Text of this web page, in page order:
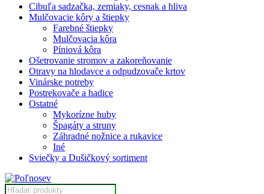
Cibuľa sadzačka, zemiaky, cesnak a hliva
Mulčovacie kôry a štiepky
Farebné štiepky
Mulčovacia kôra
Píniová kôra
Ošetrovanie stromov a zakoreňovanie
Otravy na hlodavce a odpudzovače krtov
Vinárske potreby
Postrekovače a hadice
Ostatné
Mykorízne huby
Špagáty a struny
Záhradné nožnice a rukavice
Iné
Sviečky a Dušičkový sortiment